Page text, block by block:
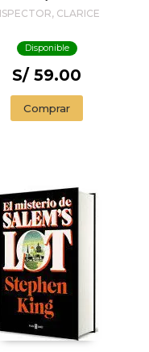
PASSION
H.
CLARICE
Disponible
S/ 59.00
Comprar